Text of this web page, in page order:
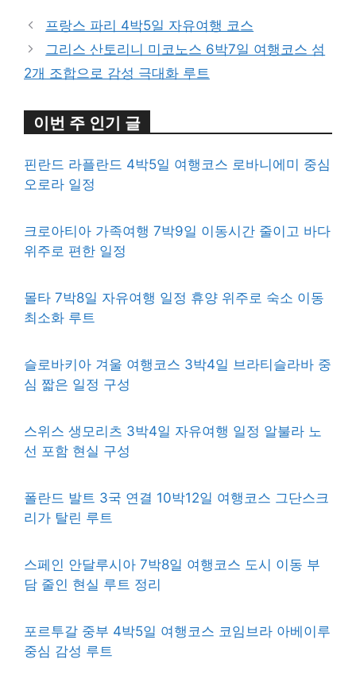
프랑스 파리 4박5일 자유여행 코스
그리스 산토리니 미코노스 6박7일 여행코스 섬
2개 조합으로 감성 극대화 루트
이번 주 인기 글
핀란드 라플란드 4박5일 여행코스 로바니에미 중심
오로라 일정
크로아티아 가족여행 7박9일 이동시간 줄이고 바다
위주로 편한 일정
몰타 7박8일 자유여행 일정 휴양 위주로 숙소 이동
최소화 루트
슬로바키아 겨울 여행코스 3박4일 브라티슬라바 중
심 짧은 일정 구성
스위스 생모리츠 3박4일 자유여행 일정 알불라 노
선 포함 현실 구성
폴란드 발트 3국 연결 10박12일 여행코스 그단스크
리가 탈린 루트
스페인 안달루시아 7박8일 여행코스 도시 이동 부
담 줄인 현실 루트 정리
포르투갈 중부 4박5일 여행코스 코임브라 아베이루
중심 감성 루트